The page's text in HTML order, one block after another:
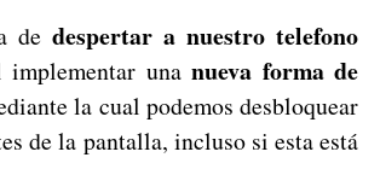
de despertar a nuestro telefono
implementar unanueva forma de
la cual podemos desbloquear
de la pantalla, incluso si esta está